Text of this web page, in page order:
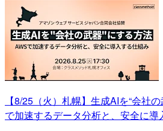
【8/25（火）札幌】生成AIを“会社
で加速するデータ分析と、安全に導